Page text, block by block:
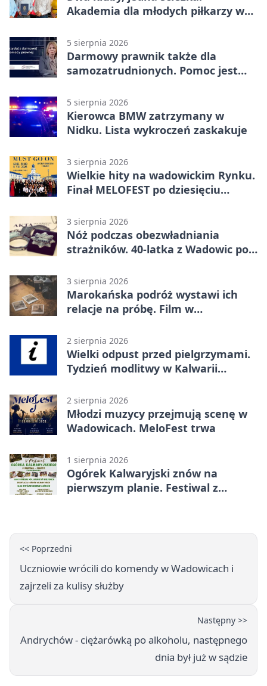
Akademia dla młodych piłkarzy w
5 sierpnia 2026
Darmowy prawnik także dla
samozatrudnionych. Pomoc jest
5 sierpnia 2026
Kierowca BMW zatrzymany w
Nidku. Lista wykroczeń zaskakuje
3 sierpnia 2026
Wielkie hity na wadowickim Rynku.
Finał MELOFEST po dziesięciu
3 sierpnia 2026
Nóż podczas obezwładniania
strażników. 40-latka z Wadowic pod
3 sierpnia 2026
Marokańska podróż wystawi ich
relacje na próbę. Film w
2 sierpnia 2026
Wielki odpust przed pielgrzymami.
Tydzień modlitwy w Kalwarii
2 sierpnia 2026
Młodzi muzycy przejmują scenę w
Wadowicach. MeloFest trwa
1 sierpnia 2026
Ogórek Kalwaryjski znów na
pierwszym planie. Festiwal z
<< Poprzedni
Uczniowie wrócili do komendy w Wadowicach i
zajrzeli za kulisy służby
Następny >>
Andrychów - ciężarówką po alkoholu, następnego
dnia był już w sądzie